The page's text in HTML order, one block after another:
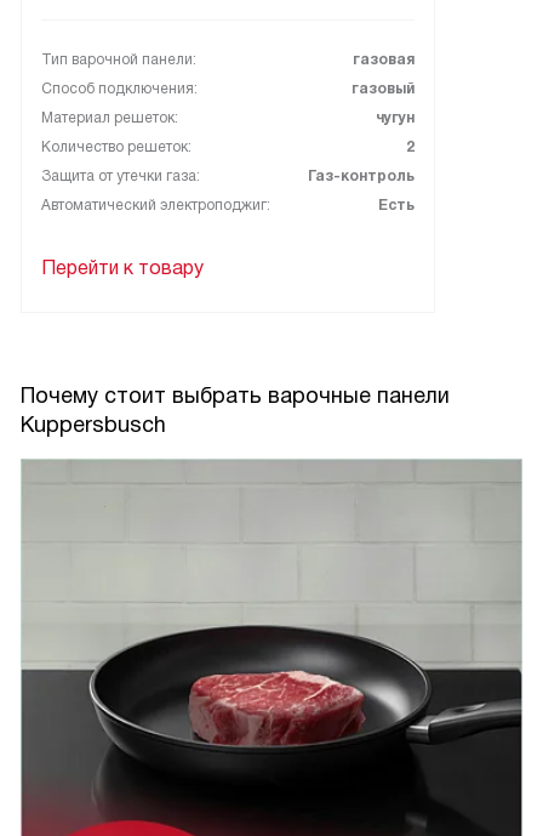
для семьи ценно.
В целом прибор прост в использовании, надёжен и
удобен для тех, кто готовит часто. Минусов за время
эксплуатации не заметила: всё работает точно и без
капризов.
Тип варочной панели:
газовая
Способ подключения:
газовый
Материал решеток:
чугун
Количество решеток:
2
Защита от утечки газа:
Газ-контроль
Автоматический электроподжиг:
Есть
Перейти к товару
Почему стоит выбрать варочные панели
Kuppersbusch